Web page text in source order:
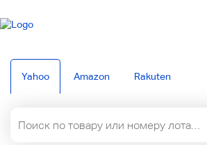
Yahoo Amazon Rakuten